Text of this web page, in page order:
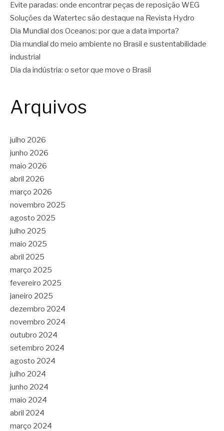
Evite paradas: onde encontrar peças de reposição WEG
Soluções da Watertec são destaque na Revista Hydro
Dia Mundial dos Oceanos: por que a data importa?
Dia mundial do meio ambiente no Brasil e sustentabilidade
industrial
Dia da indústria: o setor que move o Brasil
Arquivos
julho 2026
junho 2026
maio 2026
abril 2026
março 2026
novembro 2025
agosto 2025
julho 2025
maio 2025
abril 2025
março 2025
fevereiro 2025
janeiro 2025
dezembro 2024
novembro 2024
outubro 2024
setembro 2024
agosto 2024
julho 2024
junho 2024
maio 2024
abril 2024
março 2024